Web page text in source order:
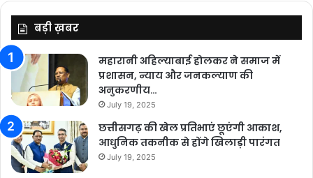
बड़ी ख़बर
महारानी अहिल्याबाई होलकर ने समाज में
प्रशासन, न्याय और जनकल्याण की
अनुकरणीय…
July 19, 2025
छत्तीसगढ़ की खेल प्रतिभाएं छूएंगी आकाश,
आधुनिक तकनीक से होंगे खिलाड़ी पारंगत
July 19, 2025